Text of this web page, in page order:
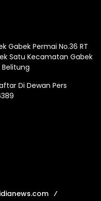
Gabek Permai No.36 RT
Satu Kecamatan Gabek
Belitung
Di Dewan Pers